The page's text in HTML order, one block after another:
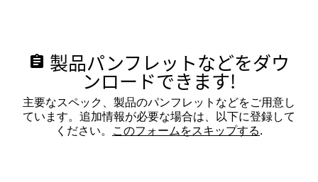
assignment 製品パンフレットなどをダウ
ンロードできます!
主要なスペック、製品のパンフレットなどをご用意し
ています。追加情報が必要な場合は、以下に登録して
ください。 このフォームをスキップする.